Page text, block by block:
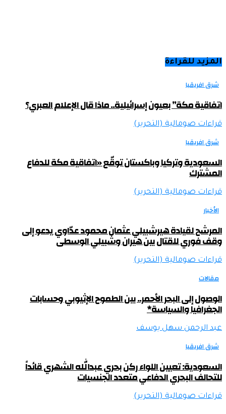
المزيد للقراءة
شرق افريقيا
اتفاقية مكة” بعيون إسرائيلية.. ماذا قال الإعلام العبري؟
قراءات صومالية (التحرير)
شرق افريقيا
السعودية وتركيا وباكستان توقّع «اتفاقية مكة للدفاع
المشترك
قراءات صومالية (التحرير)
الأخبار
المرشح لقيادة هيرشبيلي عثمان محمود عدّاوي يدعو إلى
وقف فوري للقتال بين هيران وشبيلي الوسطى
قراءات صومالية (التحرير)
مقالات
الوصول إلى البحر الأحمر.. بين الطموح الإثيوبي وحسابات
الجغرافيا والسياسة*
عبد الرحمن سهل يوسف
شرق افريقيا
السعودية: تعيين اللواء ركن بحري عبدالله الشهري قائداً
للتحالف البحري الدفاعي متعدد الجنسيات
قراءات صومالية (التحرير)